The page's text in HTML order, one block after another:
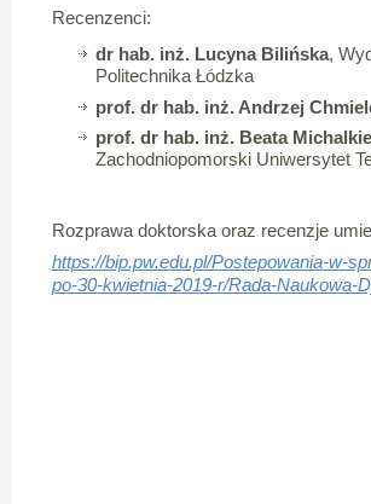
Recenzenci:
dr hab. inż. Lucyna Bilińska,
Politechnika Łódzka
prof. dr hab. inż. Andrzej
prof. dr hab. inż. Beata
Zachodniopomorski Uniwersytet
Rozprawa doktorska oraz recenzje
https://bip.pw.edu.pl/Postepowania-w-
po-30-kwietnia-2019-r/Rada-